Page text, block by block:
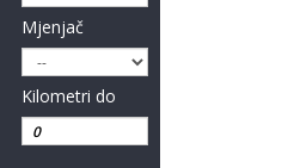
Mjenjač
Kilometri do